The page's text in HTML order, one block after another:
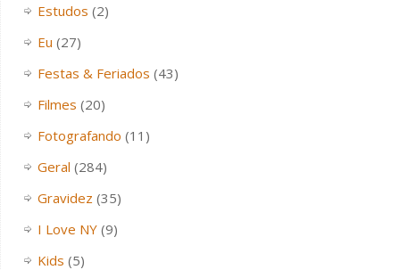
Estudos (2)
Eu (27)
Festas & Feriados (43)
Filmes (20)
Fotografando (11)
Geral (284)
Gravidez (35)
I Love NY(9)
Kids (5)